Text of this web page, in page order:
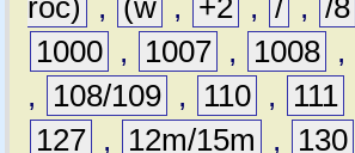
roc)
, (w , +2 , / , /8
1000 , 1007 , 1008 ,
,
108/109 , 110 , 111
127 , 12m/15m , 130